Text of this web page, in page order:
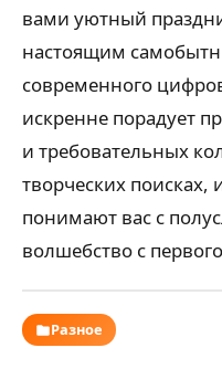
вами уютный
настоящим
современного
искренне порадует
и требовательных
творческих поисках,
понимают вас с
волшебство с
Разное